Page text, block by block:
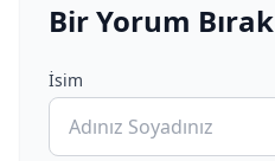
Bir Yorum Bırak
İsim